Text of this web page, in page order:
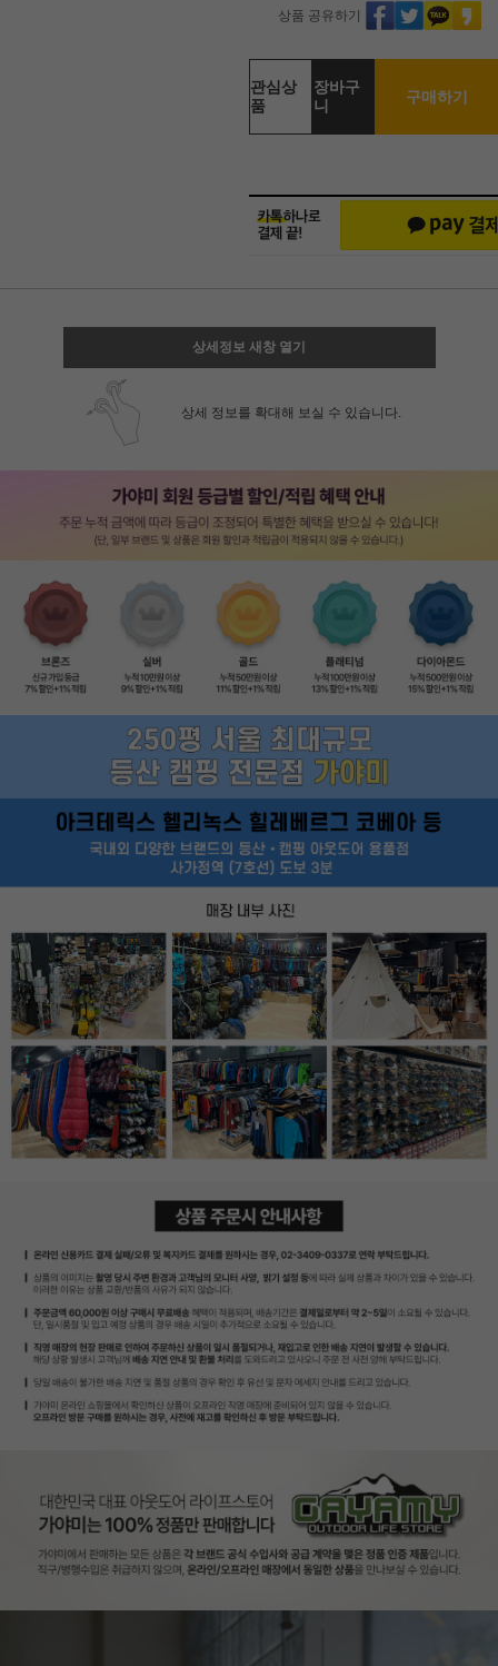
상품 공유하기
관심상
품
장바구
니
구매하기
상세정보 새창 열기
상세 정보를 확대해 보실 수 있습니다.